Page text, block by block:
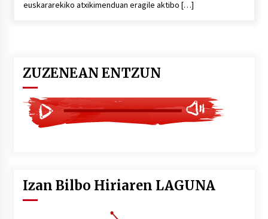
da
2026/07/07
euskararekiko atxikimenduan eragile aktibo […]
ZUZENEAN ENTZUN
Izan Bilbo Hiriaren LAGUNA